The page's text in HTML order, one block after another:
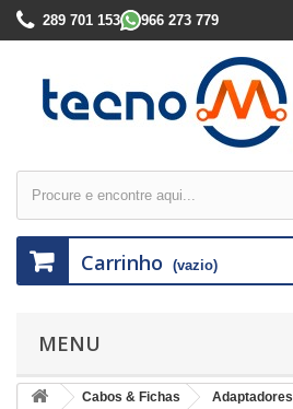
289 701 153 966 273 779
Carrinho (vazio)
MENU
Cabos & Fichas
Adaptadores